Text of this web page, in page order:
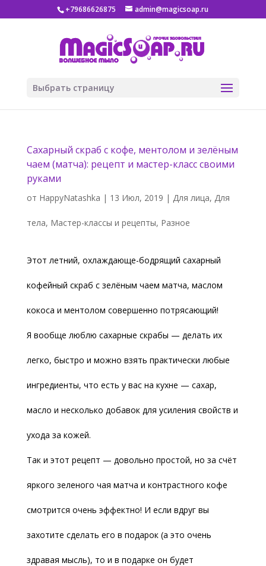
+79686626875 admin@magicsoap.ru
Выбрать страницу
Сахарный скраб с кофе, ментолом и зелёным
чаем (матча): рецепт и мастер-класс своими
руками
от HappyNatashka | 13 Июл, 2019 | Для лица, Для
тела, Мастер-классы и рецепты, Разное
Этот летний, охлаждающе-бодрящий сахарный
кофейный скраб с зелёным чаем матча, маслом
кокоса и ментолом совершенно потрясающий!
Я вообще люблю сахарные скрабы — делать их
легко, быстро и можно взять практически любые
ингредиенты, что есть у вас на кухне — сахар,
масло и несколько добавок для усиления свойств и
ухода за кожей.
Так и этот рецепт — довольно простой, но за счёт
яркого зеленого чая матча и контрастного кофе
смотрится очень эффектно! И если вдруг вы
захотите сделать его в подарок (а это очень
здравая мысль), то и в подарке он будет